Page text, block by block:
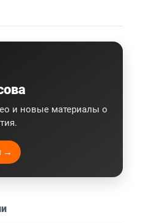
и новые материалы о
→